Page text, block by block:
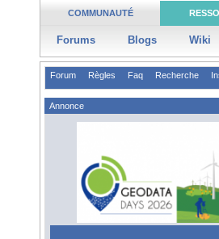
COMMUNAUTÉ
Forums Blogs Wiki
Forum Règles Faq Recherche
Annonce